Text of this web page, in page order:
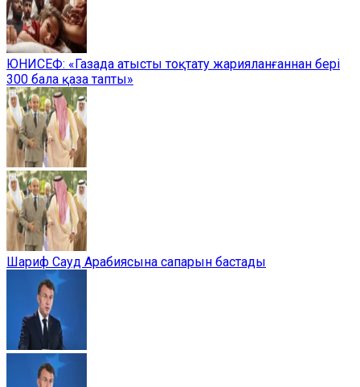
ЮНИСЕФ: «Газада атысты тоқтату жарияланғаннан бері
300 бала қаза тапты»
Шариф Сауд Арабиясына сапарын бастады